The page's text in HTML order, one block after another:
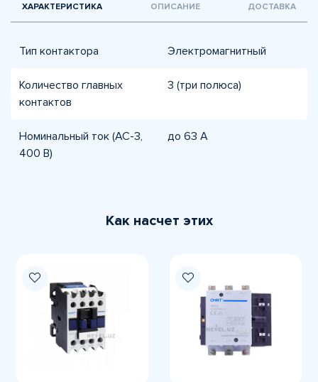
ХАРАКТЕРИСТИКА ОПИСАНИЕ ДОСТАВКА
Тип контактора Электромагнитный
Количество главных
контактов
3 (три полюса)
Номинальный ток (AC-3,
400 В)
до 63 А
Как насчет этих